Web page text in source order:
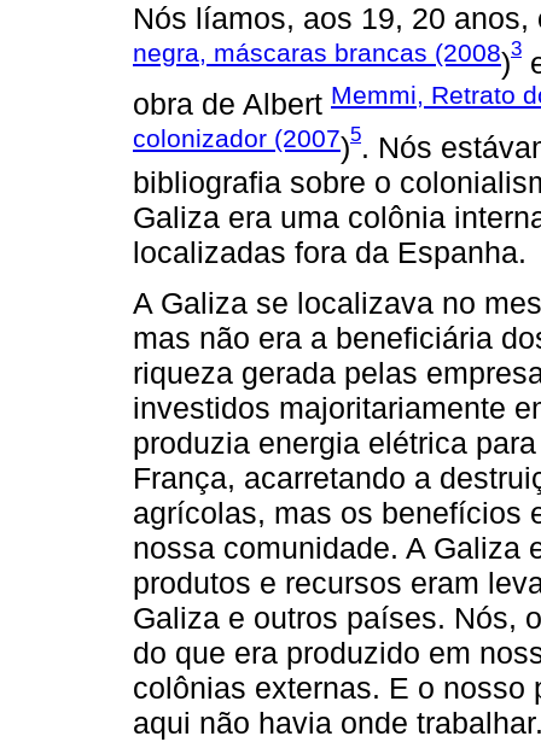
Nós líamos, aos 19, 20
negra, máscaras brancas (2008)3
obra de Albert Memmi, Retrato
colonizador (2007)5. Nós
bibliografia sobre o
Galiza era uma colônia
localizadas fora da Espanha.
A Galiza se localizava no
mas não era a beneficiária
riqueza gerada pelas
investidos majoritariamente
produzia energia elétrica
França, acarretando a
agrícolas, mas os benefícios
nossa comunidade. A Galiza
produtos e recursos eram
Galiza e outros países. Nós,
do que era produzido em
colônias externas. E o nosso
aqui não havia onde